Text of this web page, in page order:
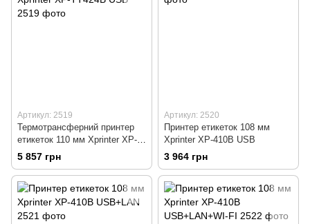
Артикул: 2519
Термотрансферний принтер
етикеток 110 мм Xprinter XP-
TT424B USB
5 857 грн
Артикул: 2520
Принтер етикеток 108 мм
Xprinter XP-410B USB
3 964 грн